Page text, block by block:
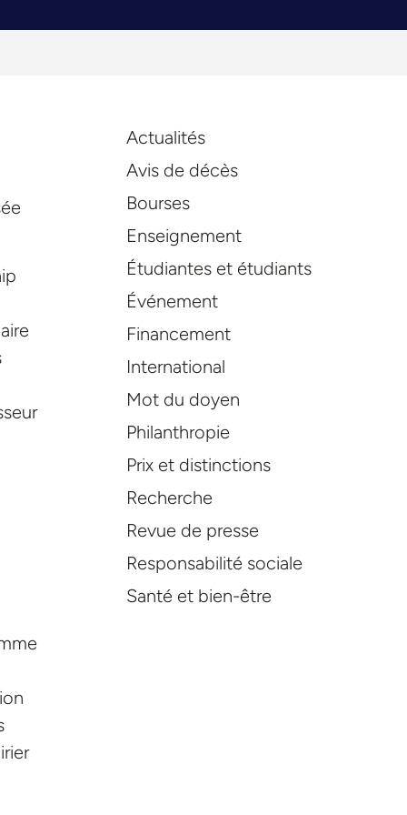
Actualités
Avis de décès
Bourses
Enseignement
Étudiantes et étudiants
Événement
Financement
International
Mot du doyen
Philanthropie
Prix et distinctions
Recherche
Revue de presse
Responsabilité sociale
Santé et bien-être